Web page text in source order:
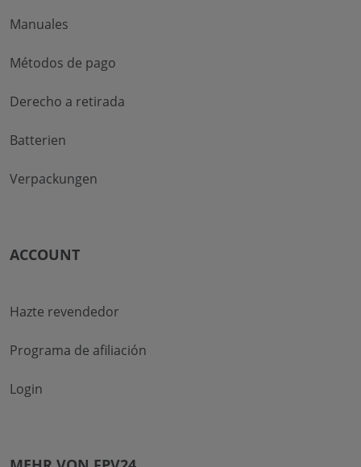
Manuales
Métodos de pago
Derecho a retirada
Batterien
Verpackungen
ACCOUNT
Hazte revendedor
Programa de afiliación
Login